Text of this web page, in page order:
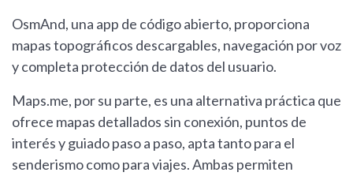
OsmAnd, una app de código abierto, proporciona
mapas topográficos descargables, navegación por voz
y completa protección de datos del usuario.
Maps.me, por su parte, es una alternativa práctica que
ofrece mapas detallados sin conexión, puntos de
interés y guiado paso a paso, apta tanto para el
senderismo como para viajes. Ambas permiten